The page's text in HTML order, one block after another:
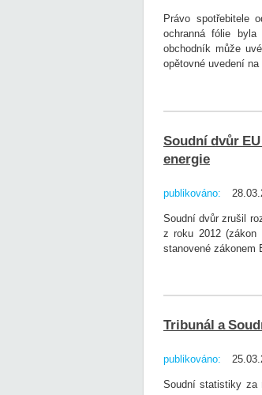
Právo spotřebitele
ochranná fólie
obchodník může
opětovné uvedení
Soudní dvůr
energie
publikováno:
Soudní dvůr zrušil
z roku 2012 (zákon
stanovené zákonem
Tribunál a
publikováno:
Soudní statistiky za